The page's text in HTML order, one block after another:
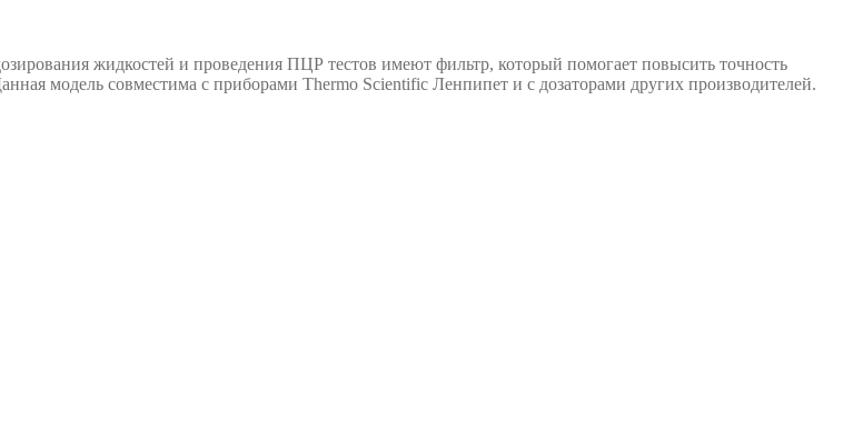
жидкостей и проведения ПЦР тестов имеют фильтр, который помогает повысить точность
модель совместима с приборами Thermo Scientific Ленпипет и с дозаторами других производителей.